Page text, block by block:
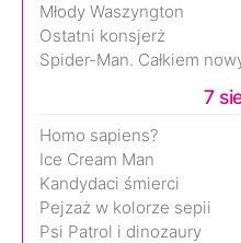
Młody Waszyngton
Ostatni konsjerż
Spider-Man. Całkiem
7
Homo sapiens?
Ice Cream Man
Kandydaci śmierci
Pejzaż w kolorze sepii
Psi Patrol i dinozaury